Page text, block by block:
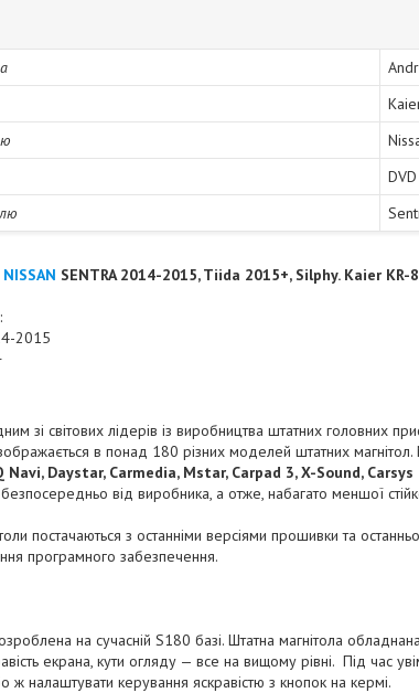
DVD
NISSAN SENTRA 2014-2015, Tiida 2015+, Silphy. Kaier KR-
2015
зі світових лідерів із виробництва штатних головних
в понад 180 різних моделей штатних
Navi, Daystar, Carmedia, Mstar, Carpad 3, X-Sound, Carsys
від виробника, а отже, набагато меншої
постачаються з останніми версіями прошивки та
програмного забезпечення.
на сучасній S180 базі. Штатна магнітола
екрана, кути огляду — все на вищому рівні. Під час
ж налаштувати керування яскравістю з кнопок на кермі.